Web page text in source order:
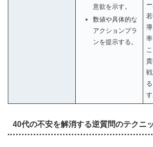
意欲を示す。
数値や具体的な
アクションプラ
ンを提示する。
す
40代の不安を解消する逆質問のテクニ